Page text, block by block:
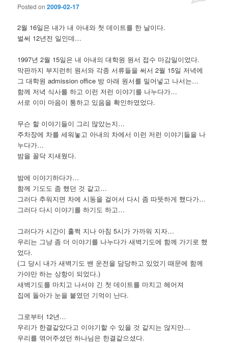
Posted on2009-02-17
2월 16일은 내가 내 아내와 첫 데이트를 한 날이다.
벌써 12년전 일인데…
1997년 2월 15일은 내 아내의 대학원 원서 접수 마감일이었다.
막판까지 부지런히 원서와 각종 서류들을 써서 2월 15일 저녁에
그 대학원 admission office 방 아래 원서를 밀어넣고 나서는…
함께 저녁 식사를 하고 이런 저런 이야기를 나누다가…
서로 이미 마음이 통하고 있음을 확인하였었다.
무슨 할 이야기들이 그리 많았는지…
주차장에 차를 세워놓고 아내의 차에서 이런 저런 이야기들을 나
누다가…
밤을 꼴닥 지새웠다.
밤에 이야기하다가…
함께 기도도 좀 했던 것 같고…
그러다 추워지면 차에 시동을 걸어서 다시 좀 따뜻하게 했다가…
그러다 다시 이야기를 하기도 하고…
그러다가 시간이 훌쩍 지나 아침 5시가 가까워 지자…
우리는 그냥 좀 더 이야기를 나누다가 새벽기도에 함께 가기로 했
었다.
(그 당시 내가 새벽기도 밴 운전을 담당하고 있었기 때문에 함께
가야만 하는 상항이 되었다.)
새벽기도를 마치고 나서야 긴 첫 데이트를 마치고 헤어져
집에 돌아가 눈을 붙였던 기억이 난다.
그로부터 12년…
우리가 한결같았다고 이야기할 수 있을 것 같지는 않지만…
우리를 엮어주셨던 하나님은 한결같으셨다.